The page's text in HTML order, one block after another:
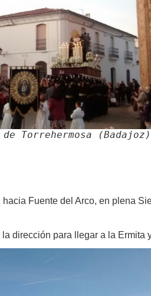
en Granja de
Torrehermosa (Badajoz)
Fuente del Arco, en plena
dirección para llegar a la Ermita